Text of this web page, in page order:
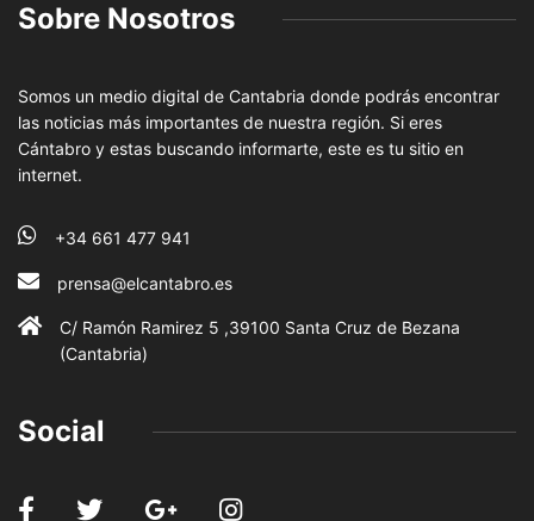
Sobre Nosotros
Somos un medio digital de Cantabria donde podrás encontrar
las noticias más importantes de nuestra región. Si eres
Cántabro y estas buscando informarte, este es tu sitio en
internet.
+34 661 477 941
prensa@elcantabro.es
C/ Ramón Ramirez 5 ,39100 Santa Cruz de Bezana
(Cantabria)
Social